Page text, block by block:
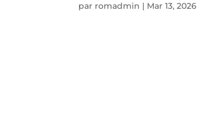
par romadmin | Mar 13, 2026